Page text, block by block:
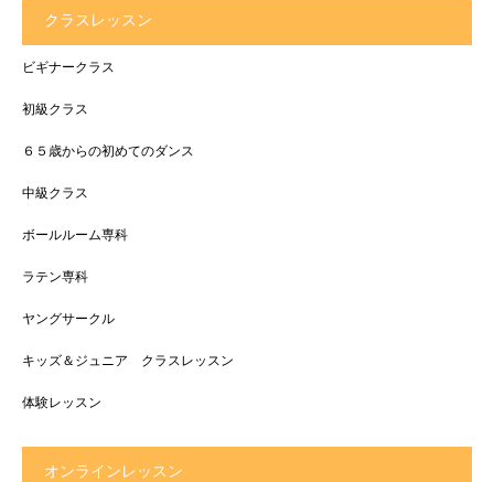
クラスレッスン
ビギナークラス
初級クラス
６５歳からの初めてのダンス
中級クラス
ボールルーム専科
ラテン専科
ヤングサークル
キッズ＆ジュニア クラスレッスン
体験レッスン
オンラインレッスン